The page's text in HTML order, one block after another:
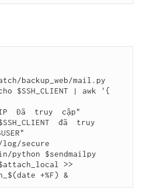
backup_web/mail.py
$SSH_CLIENT | awk '{
　Đã　truy　cập"
　đã　truy
secure
python $sendmailpy
$attach_local >>